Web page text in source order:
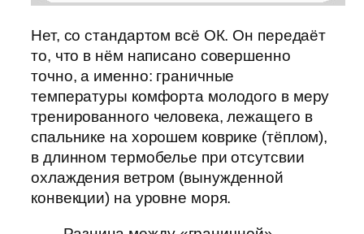
Нет, со стандартом всё ОК. Он передаёт
то, что в нём написано совершенно
точно, а именно: граничные
температуры комфорта молодого в меру
тренированного человека, лежащего в
спальнике на хорошем коврике (тёплом),
в длинном термобелье при отсутсвии
охлаждения ветром (вынужденной
конвекции) на уровне моря.